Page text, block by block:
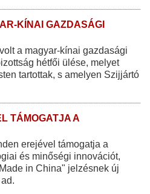
KÍNAI GAZDASÁGI
a magyar-kínai gazdasági
hétfői ülése, melyet
tartottak, s amelyen Szijjártó
TÁMOGATJA A
erejével támogatja a
és minőségi innovációt,
in China" jelzésnek új